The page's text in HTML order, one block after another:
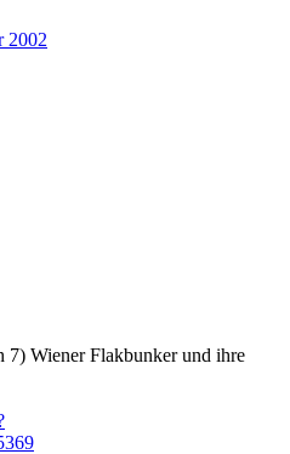
2002
7) Wiener Flakbunker und ihre